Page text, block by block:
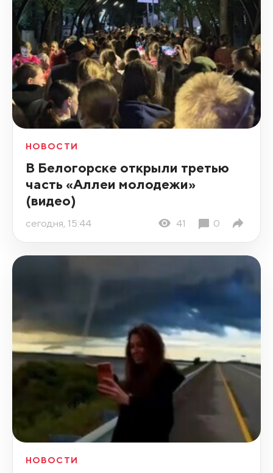
НОВОСТИ
В Белогорске открыли третью
часть «Аллеи молодежи»
(видео)
сегодня, 15:44 41 0
НОВОСТИ